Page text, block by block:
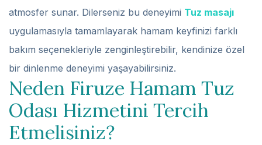
atmosfer sunar. Dilerseniz bu deneyimi Tuz masajı
uygulamasıyla tamamlayarak hamam keyfinizi farklı
bakım seçenekleriyle zenginleştirebilir, kendinize özel
bir dinlenme deneyimi yaşayabilirsiniz.
Neden Firuze Hamam Tuz
Odası Hizmetini Tercih
Etmelisiniz?